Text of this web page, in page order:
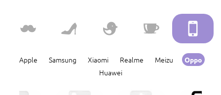
Apple Samsung Xiaomi Realme Meizu Oppo
Huawei